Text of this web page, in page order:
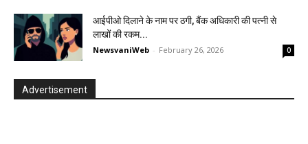
आईपीओ दिलाने के नाम पर ठगी, बैंक अधिकारी की पत्नी से
लाखों की रकम...
NewsvaniWeb - February 26, 2026 0
Advertisement